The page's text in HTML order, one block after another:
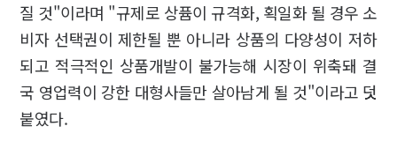
질 것"이라며 "규제로 상퓸이 규격화, 획일화 될 경우 소
비자 선택권이 제한될 뿐 아니라 상품의 다양성이 저하
되고 적극적인 상품개발이 불가능해 시장이 위축돼 결
국 영업력이 강한 대형사들만 살아남게 될 것"이라고 덧
붙였다.